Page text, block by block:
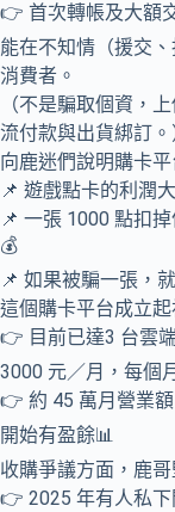
👉 首次轉帳及大額
能在不知情（援交
消費者。
（不是騙取個資，
流付款與出貨綁訂。
向鹿迷們說明購卡
📌 遊戲點卡的利潤
📌 一張 1000 點扣
💰
📌 如果被騙一張，
這個購卡平台成立
👉 目前已達3 台雲
3000 元／月，每個
👉 約 45 萬月營業
開始有盈餘📊
收購爭議方面，鹿
👉 2025 年有人私